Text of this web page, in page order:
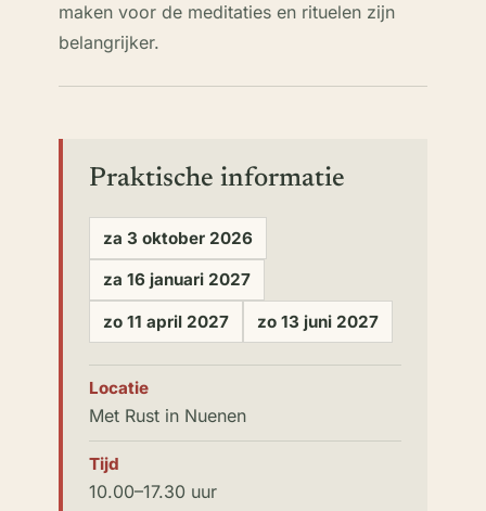
maken voor de meditaties en rituelen zijn
belangrijker.
Praktische informatie
za 3 oktober 2026
za 16 januari 2027
zo 11 april 2027 zo 13 juni 2027
Locatie
Met Rust in Nuenen
Tijd
10.00–17.30 uur